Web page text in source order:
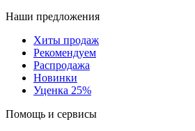
Наши предложения
Хиты продаж
Рекомендуем
Распродажа
Новинки
Уценка 25%
Помощь и сервисы